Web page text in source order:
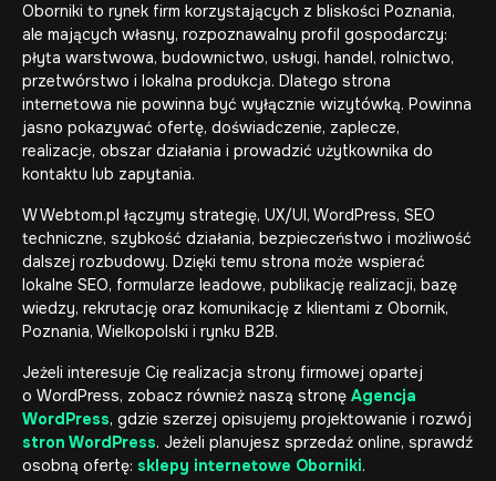
Oborniki to rynek firm korzystających z bliskości Poznania,
ale mających własny, rozpoznawalny profil gospodarczy:
płyta warstwowa, budownictwo, usługi, handel, rolnictwo,
przetwórstwo i lokalna produkcja. Dlatego strona
internetowa nie powinna być wyłącznie wizytówką. Powinna
jasno pokazywać ofertę, doświadczenie, zaplecze,
realizacje, obszar działania i prowadzić użytkownika do
kontaktu lub zapytania.
W Webtom.pl łączymy strategię, UX/UI, WordPress, SEO
techniczne, szybkość działania, bezpieczeństwo i możliwość
dalszej rozbudowy. Dzięki temu strona może wspierać
lokalne SEO, formularze leadowe, publikację realizacji, bazę
wiedzy, rekrutację oraz komunikację z klientami z Obornik,
Poznania, Wielkopolski i rynku B2B.
Jeżeli interesuje Cię realizacja strony firmowej opartej
o WordPress, zobacz również naszą stronę Agencja
WordPress, gdzie szerzej opisujemy projektowanie i rozwój
stron WordPress. Jeżeli planujesz sprzedaż online, sprawdź
osobną ofertę: sklepy internetowe Oborniki.